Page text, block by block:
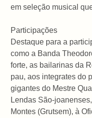
em seleção musical
Participações
Destaque para a
como a Banda
forte, as bailarinas da
pau, aos integrates do
gigantes do Mestre
Lendas São-
Montes (Grutsem), à